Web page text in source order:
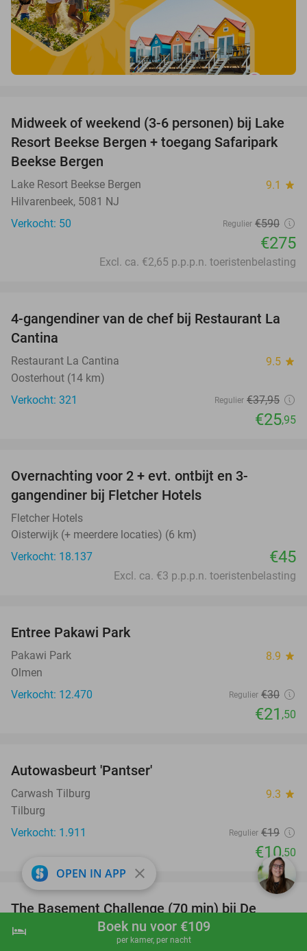
shopping_cart Boek nu
hotel Boek nu voor €109
per kamer, per nacht
53%
Midweek of weekend (3-6 personen) bij Lake
Resort Beekse Bergen + toegang Safaripark
Beekse Bergen
Lake Resort Beekse Bergen 9.1 star
Hilvarenbeek, 5081 NJ
Verkocht: 50
Regulier €590
€275
Excl. ca. €2,65 p.p.p.n. toeristenbelasting
32%
4-gangendiner van de chef bij Restaurant La
Cantina
Restaurant La Cantina 9.5 star
Oosterhout (14 km)
Verkocht: 321
Regulier €37,95
€25,95
Overnachting voor 2 + evt. ontbijt en 3-
gangendiner bij Fletcher Hotels
Fletcher Hotels
Oisterwijk (+ meerdere locaties) (6 km)
Verkocht: 18.137
€45
Excl. ca. €3 p.p.p.n. toeristenbelasting
Entree Pakawi Park
Pakawi Park 8.9 star
Olmen
Verkocht: 12.470
Regulier €30
€21 ,50
Autowasbeurt 'Pantser'
Carwash Tilburg 9.3 star
Tilburg
Verkocht: 1.911
Regulier €19
€10,50
44%
favorite_border
The Basement Challenge (70 min) bij De
Voltage
OPEN IN APP close